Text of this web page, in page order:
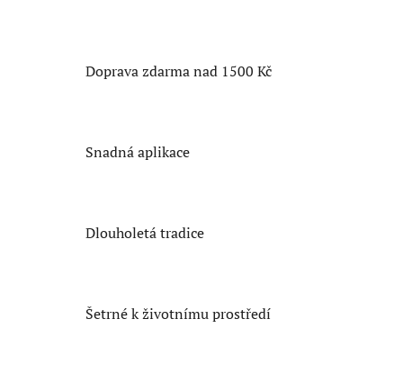
Doprava zdarma nad 1500 Kč
Snadná aplikace
Dlouholetá tradice
Šetrné k životnímu prostředí